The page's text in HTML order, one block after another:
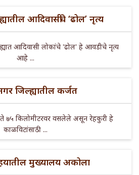
आदिवासींचे ‘ढोल’ नृत्य
आदिवासी लोकांचे 'ढोल' हे आवडीचे नृत्य
आहे ...
जिल्ह्यातील कर्जत
७५ किलोमीटरवर वसलेले असून रेहकुरी हे
काळविटांसाठी ...
मुख्यालय अकोला